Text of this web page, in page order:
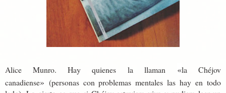
Alice Munro. Hay quienes la llaman «la Chéjov
canadiense» (personas con problemas mentales las hay en todo